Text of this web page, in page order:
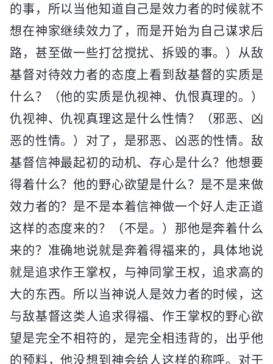
的事，所以当他知道自己是效力者的时候就不
想在神家继续效力了，而是开始为自己谋求后
路，甚至做一些打岔搅扰、拆毁的事。）从敌
基督对待效力者的态度上看到敌基督的实质是
什么？（他的实质是仇视神、仇恨真理的。）
仇视神、仇视真理这是什么性情？（邪恶、凶
恶的性情。）对了，是邪恶、凶恶的性情。敌
基督信神最起初的动机、存心是什么？他想要
得着什么？他的野心欲望是什么？是不是来做
效力者的？是不是本着信神做一个好人走正道
这样的态度来的？（不是。）那他是奔着什么
来的？准确地说就是奔着得福来的，具体地说
就是追求作王掌权，与神同掌王权，追求高的
大的东西。所以当神说人是效力者的时候，这
与敌基督这类人追求得福、作王掌权的野心欲
望是完全不相符的，是完全相违背的，出乎他
的预料，他没想到神会给人这样的称呼。对于